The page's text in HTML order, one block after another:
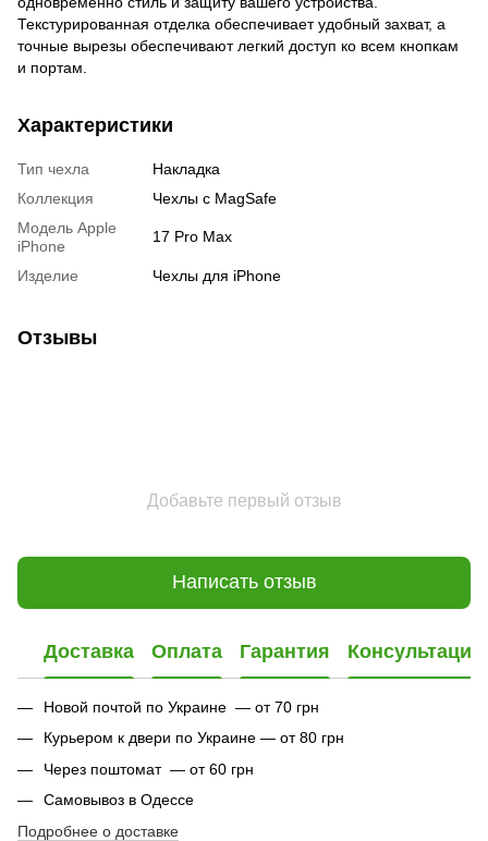
Текстурированная отделка обеспечивает удобный захват, а
точные вырезы обеспечивают легкий доступ ко всем кнопкам
и портам.
Характеристики
Тип чехла
Накладка
Коллекция
Чехлы с MagSafe
Модель Apple
iPhone
17 Pro Max
Изделие Чехлы для iPhone
Отзывы
Добавьте первый отзыв
Написать отзыв
Доставка Оплата Гарантия Консультация
Новой почтой по Украине — от 70 грн
Курьером к двери по Украине — от 80 грн
Через поштомат — от 60 грн
Самовывоз в Одессе
Подробнее о доставке